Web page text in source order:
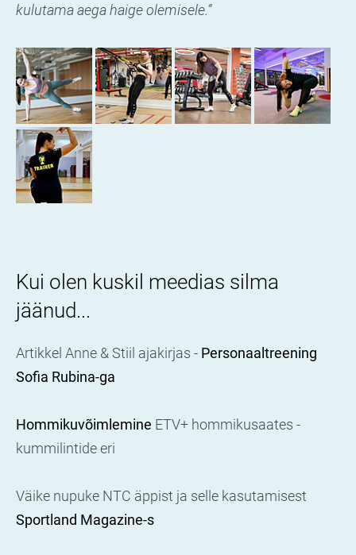
kulutama aega haige olemisele.”
Kui olen kuskil meedias silma
jäänud...
Artikkel Anne & Stiil ajakirjas - Personaaltreening
Sofia Rubina-ga
Hommikuvõimlemine ETV+ hommikusaates -
kummilintide eri
Väike nupuke NTC äppist ja selle kasutamisest
Sportland Magazine-s